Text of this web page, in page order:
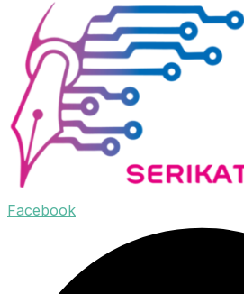
Facebook